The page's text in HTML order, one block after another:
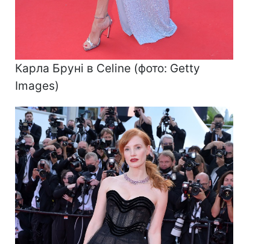
Карла Бруні в Celine (фото: Getty
Images)